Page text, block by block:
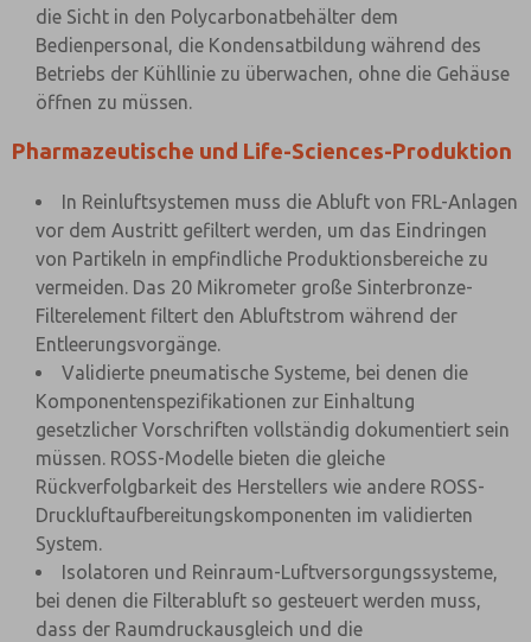
die Sicht in den Polycarbonatbehälter dem
Bedienpersonal, die Kondensatbildung während des
Betriebs der Kühllinie zu überwachen, ohne die Gehäuse
öffnen zu müssen.
Pharmazeutische und Life-Sciences-Produktion
In Reinluftsystemen muss die Abluft von FRL-Anlagen
vor dem Austritt gefiltert werden, um das Eindringen
von Partikeln in empfindliche Produktionsbereiche zu
vermeiden. Das 20 Mikrometer große Sinterbronze-
Filterelement filtert den Abluftstrom während der
Entleerungsvorgänge.
Validierte pneumatische Systeme, bei denen die
Komponentenspezifikationen zur Einhaltung
gesetzlicher Vorschriften vollständig dokumentiert sein
müssen. ROSS-Modelle bieten die gleiche
Rückverfolgbarkeit des Herstellers wie andere ROSS-
Druckluftaufbereitungskomponenten im validierten
System.
Isolatoren und Reinraum-Luftversorgungssysteme,
bei denen die Filterabluft so gesteuert werden muss,
dass der Raumdruckausgleich und die